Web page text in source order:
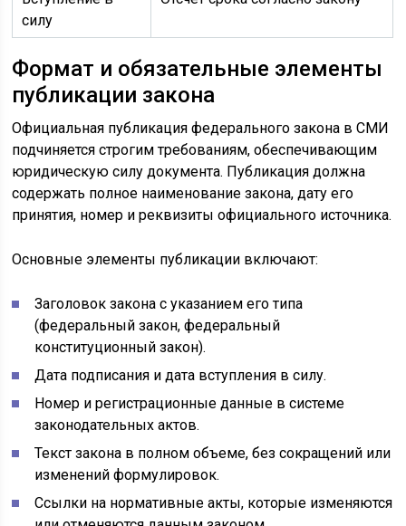
силу
Формат и обязательные элементы
публикации закона
Официальная публикация федерального закона в СМИ
подчиняется строгим требованиям, обеспечивающим
юридическую силу документа. Публикация должна
содержать полное наименование закона, дату его
принятия, номер и реквизиты официального источника.
Основные элементы публикации включают:
Заголовок закона с указанием его типа
(федеральный закон, федеральный
конституционный закон).
Дата подписания и дата вступления в силу.
Номер и регистрационные данные в системе
законодательных актов.
Текст закона в полном объеме, без сокращений или
изменений формулировок.
Ссылки на нормативные акты, которые изменяются